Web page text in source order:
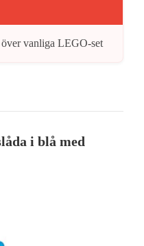
vanliga LEGO-set
i blå med